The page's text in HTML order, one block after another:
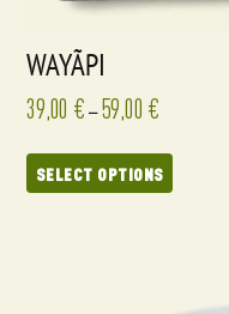
WAYÃPI
39,00 € –59,00 €
SELECT OPTIONS